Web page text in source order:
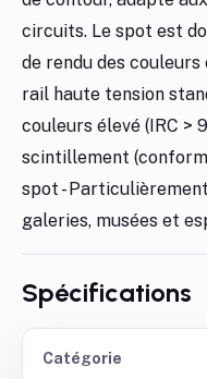
circuits. Le spot est
de rendu des couleurs
rail haute tension
couleurs élevé (IRC >
scintillement
spot -
galeries, musées et
Spécifications
Catégorie